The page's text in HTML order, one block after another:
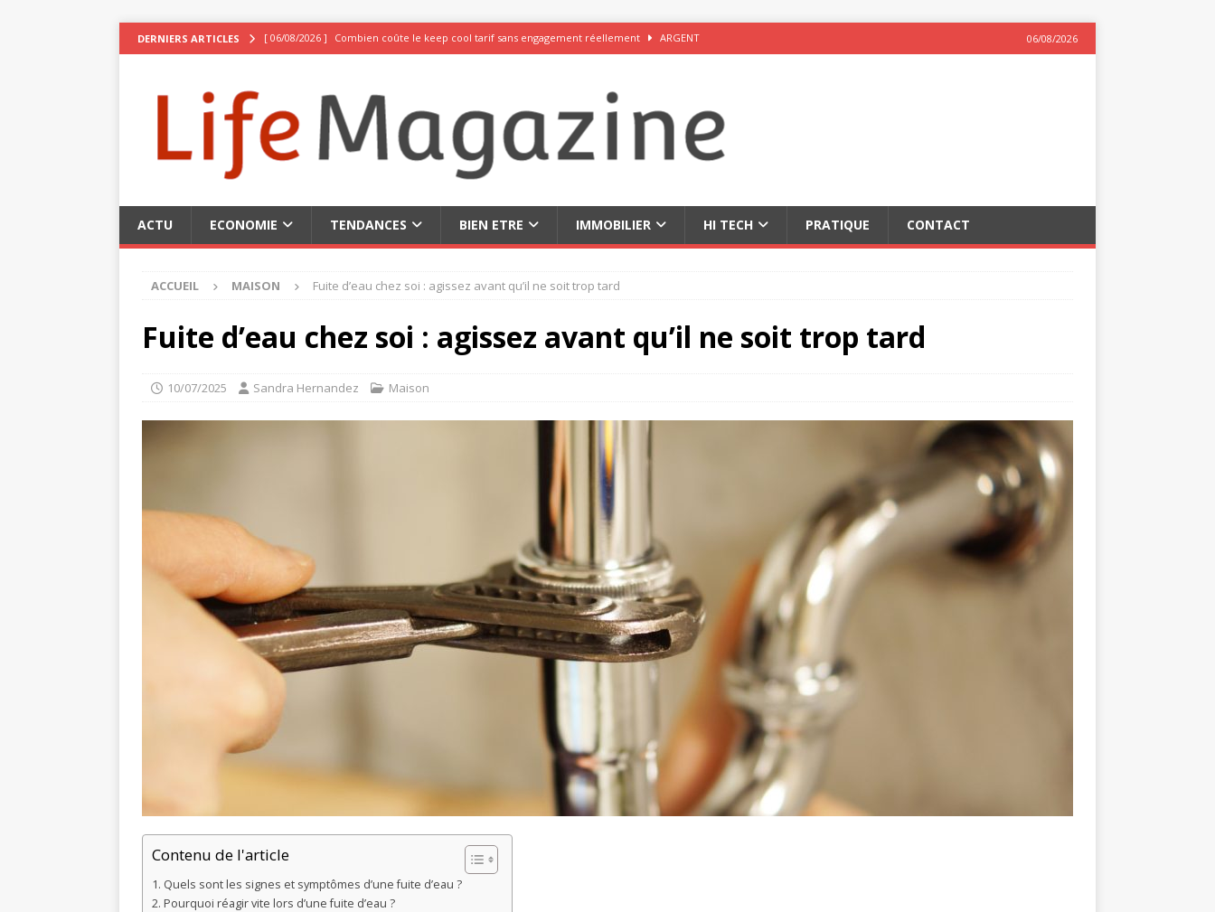
DERNIERS ARTICLES [ 06/08/2026 ] Combien coûte le keep cool tarif sans engagement réellement ARGENT
[ 02/08/2026 ] 10 expériences inoubliables au Japon en famille, en couple ou en solo
[ 02/08/2026 ] Pseudo stylé : 50 idées originales pour vos réseaux sociaux DÉCOUVRIR
[ 06/08/2026 ] Top 3 des meilleurs sites de rencontre internationaux sérieux en 2026 RELATION
06/08/2026
ACTU ECONOMIE TENDANCES BIEN ETRE IMMOBILIER HI TECH PRATIQUE CONTACT
ACCUEIL MAISON Fuite d’eau chez soi : agissez avant qu’il ne soit trop tard
Fuite d’eau chez soi : agissez avant qu’il ne soit trop tard
10/07/2025 Sandra Hernandez Maison
Contenu de l'article
Quels sont les signes et symptômes d’une fuite d’eau ?
Pourquoi réagir vite lors d’une fuite d’eau ?